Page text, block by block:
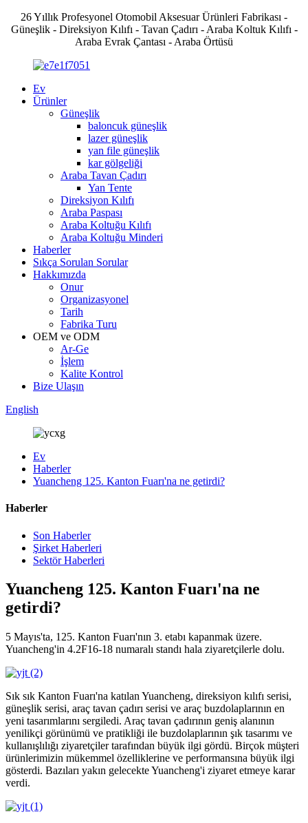
26 Yıllık Profesyonel Otomobil Aksesuar Ürünleri Fabrikası -
Güneşlik - Direksiyon Kılıfı - Tavan Çadırı - Araba Koltuk Kılıfı -
Araba Evrak Çantası - Araba Örtüsü
Ev
Ürünler
Güneşlik
baloncuk güneşlik
lazer güneşlik
yan file güneşlik
kar gölgeliği
Araba Tavan Çadırı
Yan Tente
Direksiyon Kılıfı
Araba Paspası
Araba Koltuğu Kılıfı
Araba Koltuğu Minderi
Haberler
Sıkça Sorulan Sorular
Hakkımızda
Onur
Organizasyonel
Tarih
Fabrika Turu
OEM ve ODM
Ar-Ge
İşlem
Kalite Kontrol
Bize Ulaşın
English
Ev
Haberler
Yuancheng 125. Kanton Fuarı'na ne getirdi?
Haberler
Son Haberler
Şirket Haberleri
Sektör Haberleri
Yuancheng 125. Kanton Fuarı'na ne
getirdi?
5 Mayıs'ta, 125. Kanton Fuarı'nın 3. etabı kapanmak üzere.
Yuancheng'in 4.2F16-18 numaralı standı hala ziyaretçilerle dolu.
Sık sık Kanton Fuarı'na katılan Yuancheng, direksiyon kılıfı serisi,
güneşlik serisi, araç tavan çadırı serisi ve araç buzdolaplarının en
yeni tasarımlarını sergiledi. Araç tavan çadırının geniş alanının
yenilikçi görünümü ve pratikliği ile buzdolaplarının şık tasarımı ve
kullanışlılığı ziyaretçiler tarafından büyük ilgi gördü. Birçok müşteri
ürünlerimizin mükemmel özelliklerine ve performansına büyük ilgi
gösterdi. Bazıları yakın gelecekte Yuancheng'i ziyaret etmeye karar
verdi.